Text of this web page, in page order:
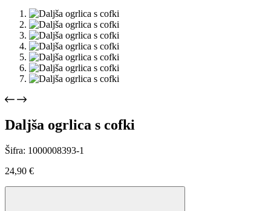
Daljša ogrlica s cofki
Šifra: 1000008393-1
24,90 €